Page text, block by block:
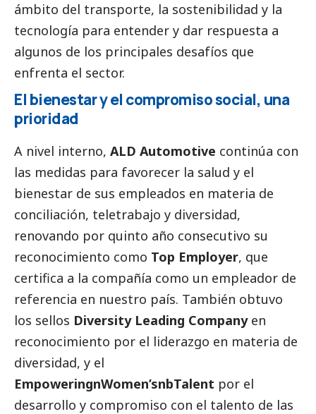
ámbito del transporte, la sostenibilidad y la
tecnología para entender y dar respuesta a
algunos de los principales desafíos que
enfrenta el sector.
El bienestar y el compromisosocial, una
prioridad
A nivel interno, ALD Automotive continúa con
las medidas para favorecer la salud y el
bienestar de sus empleados en materia de
conciliación, teletrabajo y diversidad,
renovando por quinto año consecutivo su
reconocimiento como Top Employer, que
certifica a la compañía como un empleador de
referencia en nuestro país. También obtuvo
los sellos Diversity Leading Company en
reconocimiento por el liderazgo en materia de
diversidad, y el
EmpoweringnWomen’snbTalent por el
desarrollo y compromiso con el talento de las